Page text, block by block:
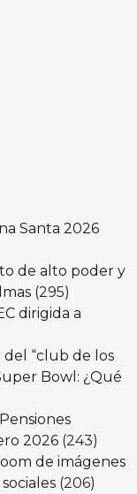
Santa 2026
de alto poder y
(295)
dirigida a
del “club de los
Bowl: ¿Qué
2026 (243)
de imágenes
(206)